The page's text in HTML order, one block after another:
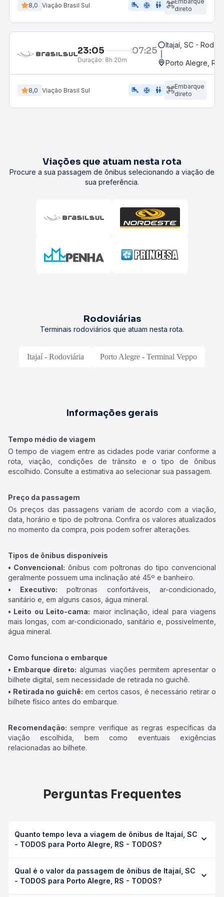
8,0 Viação Brasil Sul airline_seat_legroom_extra ac_unit wc
direto
23:05 07:25
Duração: 8h 20m
Itajaí, SC -
Porto Alegre, RS
8,0 Viação Brasil Sul airline_seat_legroom_extra ac_unit wc
Embarque
direto
Viações que atuam nesta rota
Procure a sua passagem de ônibus selecionando a viação de
sua preferência.
Rodoviárias
Terminais rodoviários que atuam nesta rota.
Itajaí - Rodoviária Porto Alegre - Terminal Veppo
Informações gerais
Tempo médio de viagem
O tempo de viagem entre as cidades pode variar conforme a
rota, viação, condições de trânsito e o tipo de ônibus
escolhido. Consulte a estimativa ao selecionar sua passagem.
Preço da passagem
Os preços das passagens variam de acordo com a viação,
data, horário e tipo de poltrona. Confira os valores atualizados
no momento da compra, pois podem sofrer alterações.
Tipos de ônibus disponíveis
• Convencional: ônibus com poltronas do tipo convencional
geralmente possuem uma inclinação até 45º e banheiro.
• Executivo: poltronas confortáveis, ar-condicionado,
sanitário e, em alguns casos, água mineral.
• Leito ou Leito-cama: maior inclinação, ideal para viagens
mais longas, com ar-condicionado, sanitário e, possivelmente,
água mineral.
Como funciona o embarque
• Embarque direto: algumas viações permitem apresentar o
bilhete digital, sem necessidade de retirada no guichê.
• Retirada no guichê: em certos casos, é necessário retirar o
bilhete físico antes do embarque.
Recomendação: sempre verifique as regras específicas da
viação escolhida, bem como eventuais exigências
relacionadas ao bilhete.
Perguntas Frequentes
Quanto tempo leva a viagem de ônibus de Itajaí, SC
- TODOS para Porto Alegre, RS - TODOS?
Alegre, RS - TODOS leva em média 9h 6min, podendo
variar conforme a viação, o tipo de serviço (convencional,
Qual é o valor da passagem de ônibus de Itajaí, SC
- TODOS para Porto Alegre, RS - TODOS?